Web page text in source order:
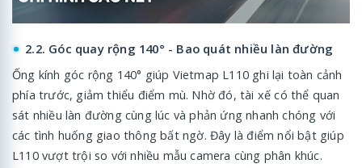
2.2. Góc quay rộng 140° - Bao quát nhiều làn đường
Ống kính góc rộng 140° giúp Vietmap L110 ghi lại toàn cảnh
phía trước, giảm thiểu điểm mù. Nhờ đó, tài xế có thể quan
sát nhiều làn đường cùng lúc và phản ứng nhanh chóng với
các tình huống giao thông bất ngờ. Đây là điểm nổi bật giúp
L110 vượt trội so với nhiều mẫu camera cùng phân khúc.